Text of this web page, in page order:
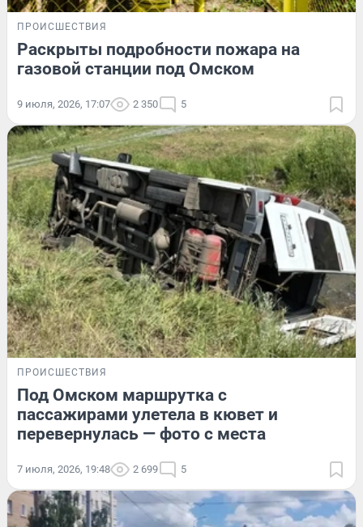
ПРОИСШЕСТВИЯ
Раскрыты подробности пожара на
газовой станции под Омском
9 июля, 2026, 17:07 2 350 5
ПРОИСШЕСТВИЯ
Под Омском маршрутка с
пассажирами улетела в кювет и
перевернулась — фото с места
7 июля, 2026, 19:48 2 699 5